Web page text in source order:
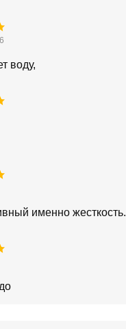
воду,
именно жесткость.